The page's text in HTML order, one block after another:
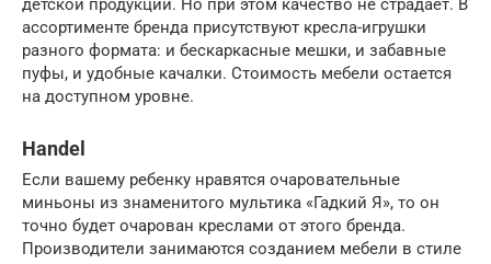
детской продукции. Но при этом качество не страдает. В
ассортименте бренда присутствуют кресла-игрушки
разного формата: и бескаркасные мешки, и забавные
пуфы, и удобные качалки. Стоимость мебели остается
на доступном уровне.
Handel
Если вашему ребенку нравятся очаровательные
миньоны из знаменитого мультика «Гадкий Я», то он
точно будет очарован креслами от этого бренда.
Производители занимаются созданием мебели в стиле